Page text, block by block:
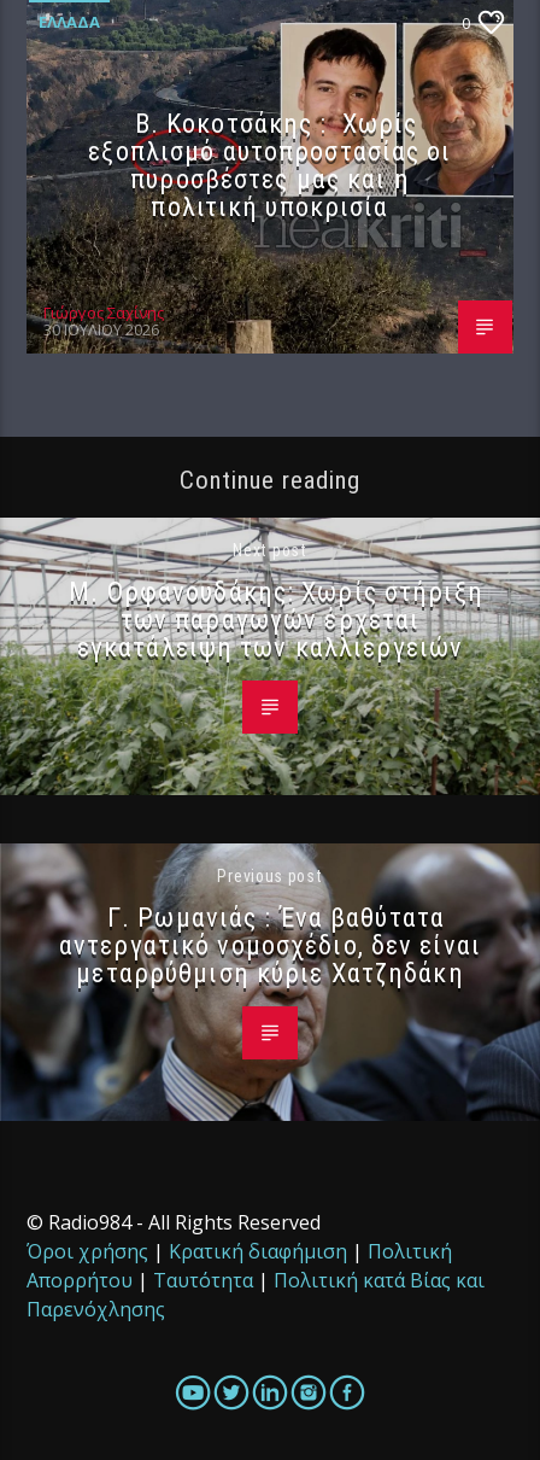
ΕΛΛΆΔΑ 0
Β. Κοκοτσάκης : Χωρίς
εξοπλισμό αυτοπροστασίας οι
πυροσβέστες μας και η
πολιτική υποκρισία
Γιώργος Σαχίνης
30 ΙΟΥΛΊΟΥ 2026
Continue reading
Next post
Μ. Ορφανουδάκης: Χωρίς στήριξη
των παραγωγών έρχεται
εγκατάλειψη των καλλιεργειών
Previous post
Γ. Ρωμανιάς : Ένα βαθύτατα
αντεργατικό νομοσχέδιο, δεν είναι
μεταρρύθμιση κύριε Χατζηδάκη
© Radio984 - All Rights Reserved
Όροι χρήσης | Κρατική διαφήμιση | Πολιτική
Απορρήτου | Ταυτότητα| Πολιτική κατά Βίας και
Παρενόχλησης